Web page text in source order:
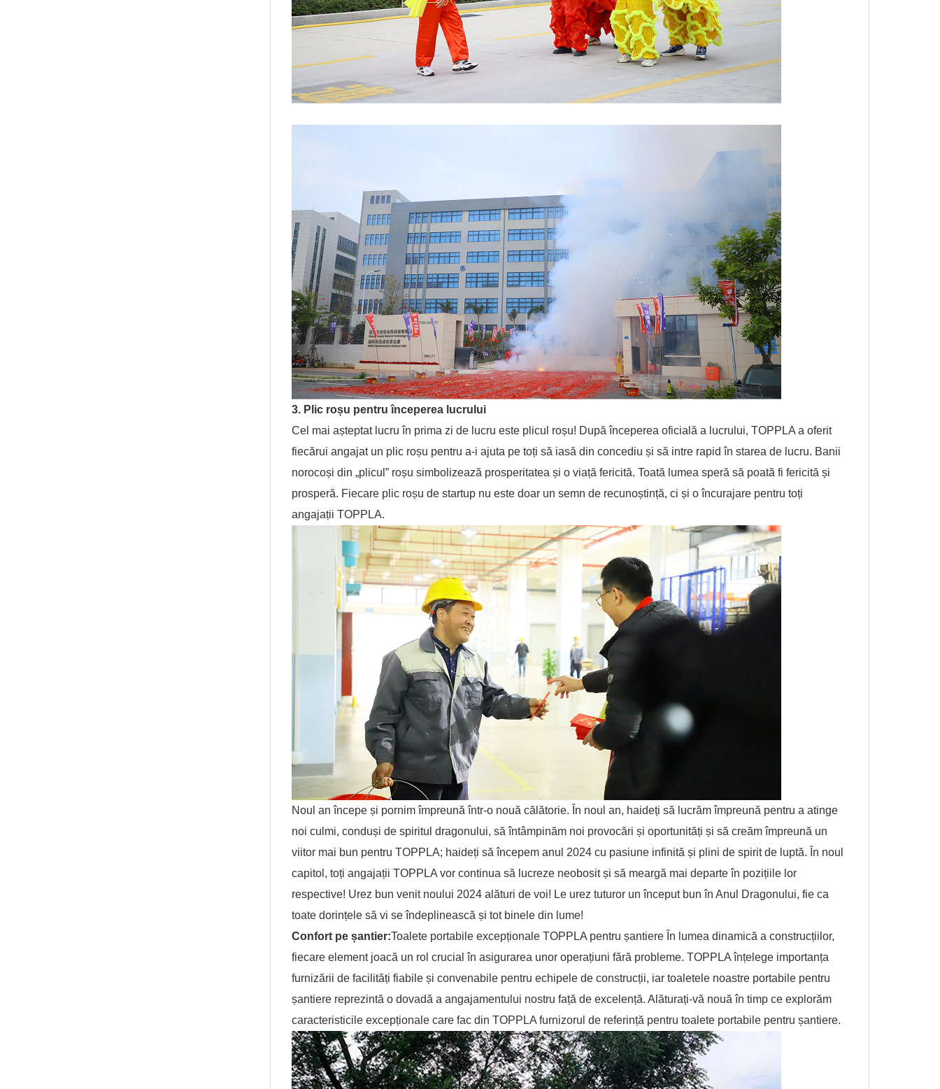
3. Plic roșu pentru începerea lucrului
Cel mai așteptat lucru în prima zi de lucru este plicul roșu! După începerea oficială a lucrului, TOPPLA a oferit
fiecărui angajat un plic roșu pentru a-i ajuta pe toți să iasă din concediu și să intre rapid în starea de lucru. Banii
norocoși din „plicul” roșu simbolizează prosperitatea și o viață fericită. Toată lumea speră să poată fi fericită și
prosperă. Fiecare plic roșu de startup nu este doar un semn de recunoștință, ci și o încurajare pentru toți
angajații TOPPLA.
Noul an începe și pornim împreună într-o nouă călătorie. În noul an, haideți să lucrăm împreună pentru a atinge
noi culmi, conduși de spiritul dragonului, să întâmpinăm noi provocări și oportunități și să creăm împreună un
viitor mai bun pentru TOPPLA; haideți să începem anul 2024 cu pasiune infinită și plini de spirit de luptă. În noul
capitol, toți angajații TOPPLA vor continua să lucreze neobosit și să meargă mai departe în pozițiile lor
respective! Urez bun venit noului 2024 alături de voi! Le urez tuturor un început bun în Anul Dragonului, fie ca
toate dorințele să vi se îndeplinească și tot binele din lume!
Confort pe șantier:Toalete portabile excepționale TOPPLA pentru șantiere În lumea dinamică a construcțiilor,
fiecare element joacă un rol crucial în asigurarea unor operațiuni fără probleme. TOPPLA înțelege importanța
furnizării de facilități fiabile și convenabile pentru echipele de construcții, iar toaletele noastre portabile pentru
șantiere reprezintă o dovadă a angajamentului nostru față de excelență. Alăturați-vă nouă în timp ce explorăm
caracteristicile excepționale care fac din TOPPLA furnizorul de referință pentru toalete portabile pentru șantiere.